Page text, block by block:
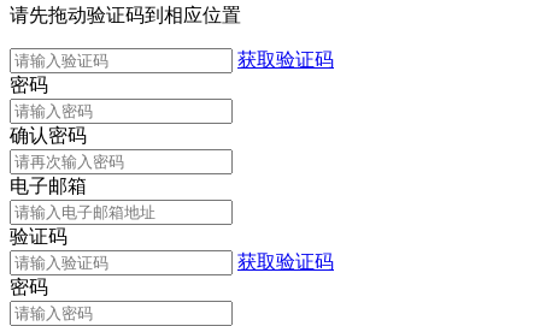
请先拖动验证码到相应位置
获取验证码
密码
确认密码
电子邮箱
验证码
获取验证码
密码